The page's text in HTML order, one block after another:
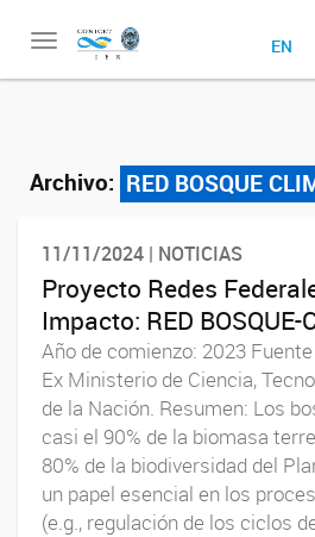
Toggle
EN
Archivo: RED BOSQUE
11/11/2024 | NOTICIAS
Proyecto Redes
Impacto: RED BOSQUE-
Año de comienzo: 2023
Ex Ministerio de Ciencia,
de la Nación. Resumen: Los
casi el 90% de la biomasa
80% de la biodiversidad del
un papel esencial en los
(e.g., regulación de los ciclos